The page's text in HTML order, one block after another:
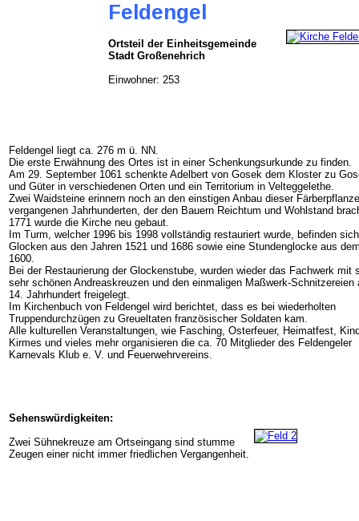
Feldengel
Ortsteil der Einheitsgemeinde
Stadt Großenehrich
Einwohner: 253
Feldengel liegt ca. 276 m ü. NN.
Die erste Erwähnung des Ortes ist in einer Schenkungsurkunde zu finden.
Am 29. September 1061 schenkte Adelbert von Gosek dem Kloster zu
und Güter in verschiedenen Orten und ein Territorium in Velteggelethe.
Zwei Waidsteine erinnern noch an den einstigen Anbau dieser
vergangenen Jahrhunderten, der den Bauern Reichtum und Wohlstand
1771 wurde die Kirche neu gebaut.
Im Turm, welcher 1996 bis 1998 vollständig restauriert wurde, befinden
Glocken aus den Jahren 1521 und 1686 sowie eine Stundenglocke aus
1600.
Bei der Restaurierung der Glockenstube, wurden wieder das Fachwerk mit
sehr schönen Andreaskreuzen und den einmaligen Maßwerk-Schnitzereien
14. Jahrhundert freigelegt.
Im Kirchenbuch von Feldengel wird berichtet, dass es bei wiederholten
Truppendurchzügen zu Greueltaten französischer Soldaten kam.
Alle kulturellen Veranstaltungen, wie Fasching, Osterfeuer, Heimatfest,
Kirmes und vieles mehr organisieren die ca. 70 Mitglieder des Feldengeler
Karnevals Klub e. V. und Feuerwehrvereins.
Sehenswürdigkeiten:
Zwei Sühnekreuze am Ortseingang sind stumme
Zeugen einer nicht immer friedlichen Vergangenheit.